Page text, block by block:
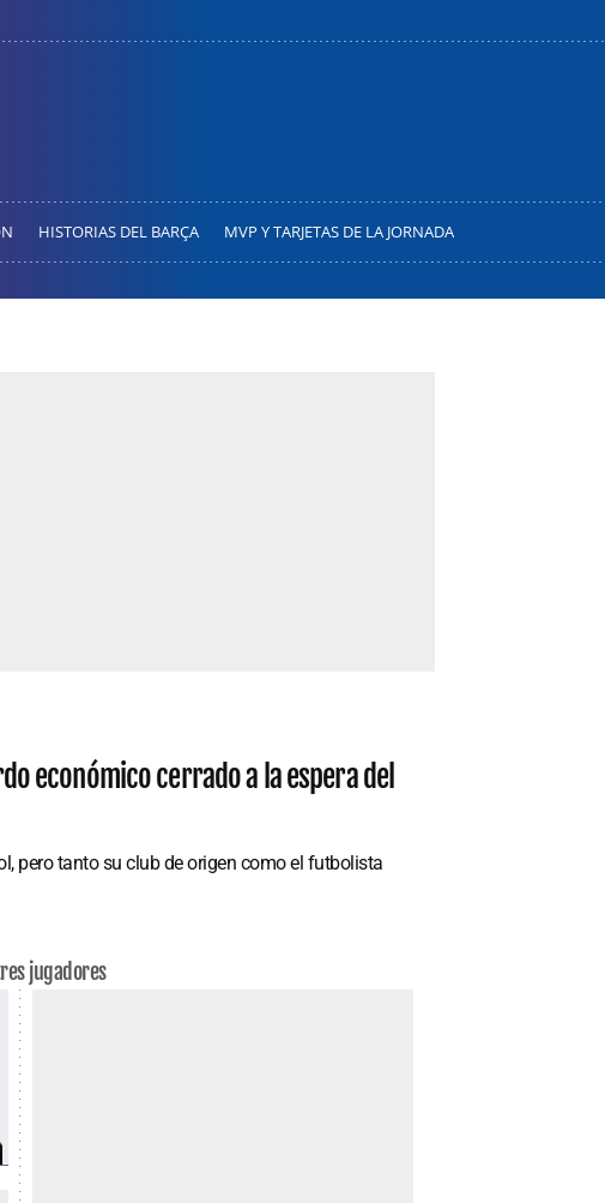
HISTORIAS DEL BARÇA MVP Y TARJETAS DE LA JORNADA
económico cerrado a la espera del
pero tanto su club de origen como el futbolista
jugadores